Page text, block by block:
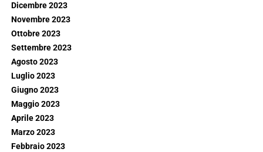
Dicembre 2023
Novembre 2023
Ottobre 2023
Settembre 2023
Agosto 2023
Luglio 2023
Giugno 2023
Maggio 2023
Aprile 2023
Marzo 2023
Febbraio 2023